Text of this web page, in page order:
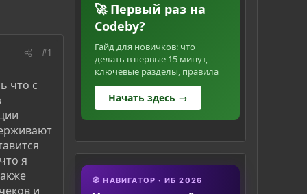
#1
что с
я
и
🚀 Первый раз на
Codeby?
Гайд для новичков: что
делать в первые 15 минут,
ключевые разделы, правила
Начать здесь →
🧭 НАВИГАТОР · ИБ 2026